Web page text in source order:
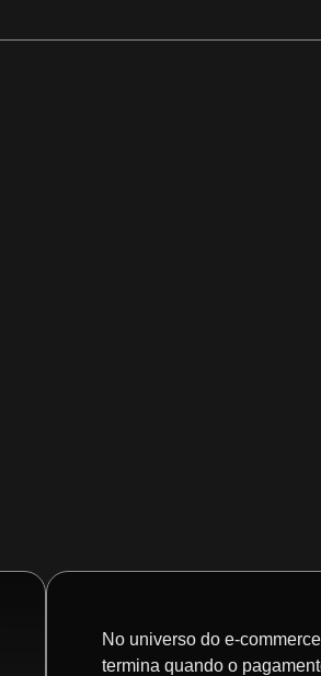
No universo do e-
termina quando o